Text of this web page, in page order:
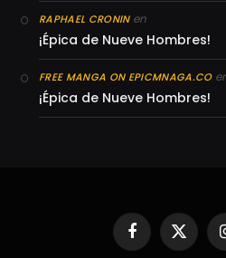
RAPHAEL CRONINen
¡Épica de Nueve Hombres!
FREE MANGA ON EPICMNAGA.CO
¡Épica de Nueve Hombres!
Facebook
X